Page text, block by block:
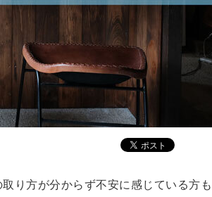
り方が分からず不安に感じている方も